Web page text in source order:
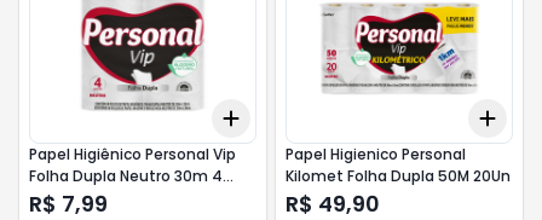
Add
Papel Higiênico Personal Vip
Folha Dupla Neutro 30m 4
Unidades
R$ 7,99
Add
Papel Higienico Personal
Kilomet Folha Dupla 50M 20Un
R$ 49,90